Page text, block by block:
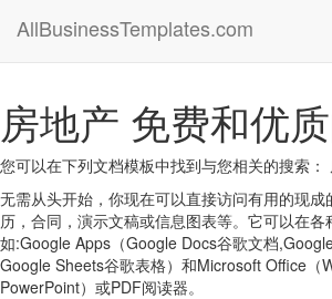
AllBusinessTemplates.com
房地产 免费和优
您可以在下列文档模板中找到与您相关的搜索：
无需从头开始，你现在可以直接访问有用的现
历，合同，演示文稿或信息图表等。它可以在各
如:Google Apps（Google Docs谷歌文档
Google Sheets谷歌表格）和Microsoft Office（
PowerPoint）或PDF阅读器。